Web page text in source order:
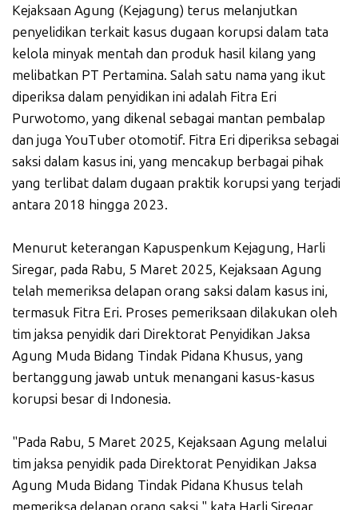
Kejaksaan Agung (Kejagung) terus melanjutkan
penyelidikan terkait kasus dugaan korupsi dalam tata
kelola minyak mentah dan produk hasil kilang yang
melibatkan PT Pertamina. Salah satu nama yang ikut
diperiksa dalam penyidikan ini adalah Fitra Eri
Purwotomo, yang dikenal sebagai mantan pembalap
dan juga YouTuber otomotif. Fitra Eri diperiksa sebagai
saksi dalam kasus ini, yang mencakup berbagai pihak
yang terlibat dalam dugaan praktik korupsi yang terjadi
antara 2018 hingga 2023.
Menurut keterangan Kapuspenkum Kejagung, Harli
Siregar, pada Rabu, 5 Maret 2025, Kejaksaan Agung
telah memeriksa delapan orang saksi dalam kasus ini,
termasuk Fitra Eri. Proses pemeriksaan dilakukan oleh
tim jaksa penyidik dari Direktorat Penyidikan Jaksa
Agung Muda Bidang Tindak Pidana Khusus, yang
bertanggung jawab untuk menangani kasus-kasus
korupsi besar di Indonesia.
"Pada Rabu, 5 Maret 2025, Kejaksaan Agung melalui
tim jaksa penyidik pada Direktorat Penyidikan Jaksa
Agung Muda Bidang Tindak Pidana Khusus telah